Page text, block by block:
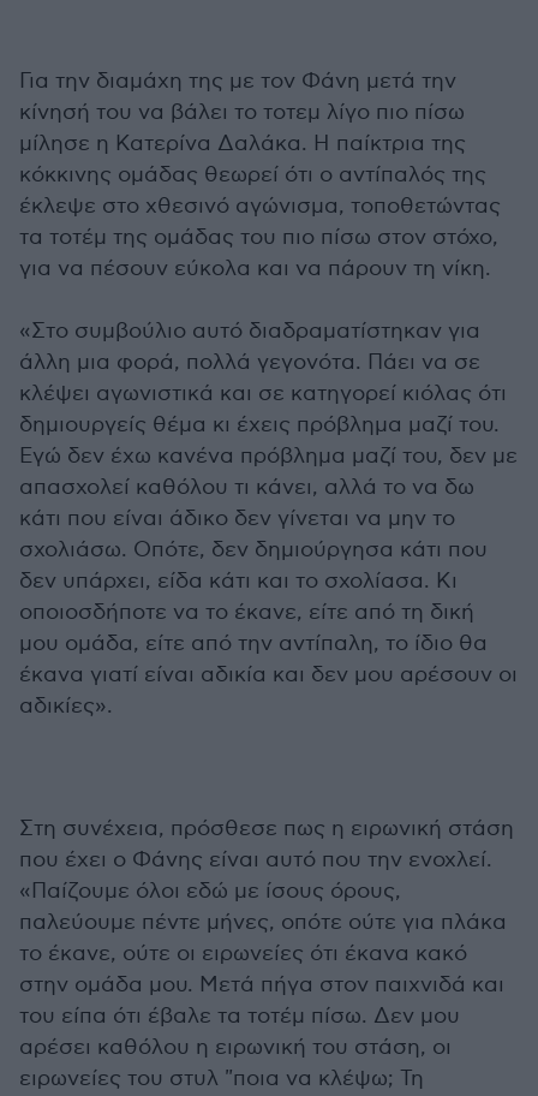
Για την διαμάχη της με τον Φάνη μετά την
κίνησή του να βάλει το τοτεμ λίγο πιο πίσω
μίλησε η Κατερίνα Δαλάκα. Η παίκτρια της
κόκκινης ομάδας θεωρεί ότι ο αντίπαλός της
έκλεψε στο χθεσινό αγώνισμα, τοποθετώντας
τα τοτέμ της ομάδας του πιο πίσω στον στόχο,
για να πέσουν εύκολα και να πάρουν τη νίκη.
«Στο συμβούλιο αυτό διαδραματίστηκαν για
άλλη μια φορά, πολλά γεγονότα. Πάει να σε
κλέψει αγωνιστικά και σε κατηγορεί κιόλας ότι
δημιουργείς θέμα κι έχεις πρόβλημα μαζί του.
Εγώ δεν έχω κανένα πρόβλημα μαζί του, δεν με
απασχολεί καθόλου τι κάνει, αλλά το να δω
κάτι που είναι άδικο δεν γίνεται να μην το
σχολιάσω. Οπότε, δεν δημιούργησα κάτι που
δεν υπάρχει, είδα κάτι και το σχολίασα. Κι
οποιοσδήποτε να το έκανε, είτε από τη δική
μου ομάδα, είτε από την αντίπαλη, το ίδιο θα
έκανα γιατί είναι αδικία και δεν μου αρέσουν οι
αδικίες».
Στη συνέχεια, πρόσθεσε πως η ειρωνική στάση
που έχει ο Φάνης είναι αυτό που την ενοχλεί.
«Παίζουμε όλοι εδώ με ίσους όρους,
παλεύουμε πέντε μήνες, οπότε ούτε για πλάκα
το έκανε, ούτε οι ειρωνείες ότι έκανα κακό
στην ομάδα μου. Μετά πήγα στον παιχνιδά και
του είπα ότι έβαλε τα τοτέμ πίσω. Δεν μου
αρέσει καθόλου η ειρωνική του στάση, οι
ειρωνείες του στυλ "ποια να κλέψω; Τη